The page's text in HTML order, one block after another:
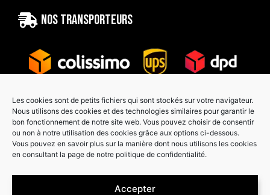
Les cookies sont de petits fichiers qui sont stockés sur votre navigateur.
Nous utilisons des cookies et des technologies similaires pour garantir le
bon fonctionnement de notre site web. Vous pouvez choisir de consentir
ou non à notre utilisation des cookies grâce aux options ci-dessous.
Vous pouvez en savoir plus sur la manière dont nous utilisons les cookies
en consultant la page de notre politique de confidentialité.
Accepter
Nos transporteurs
Paiement sécurisé